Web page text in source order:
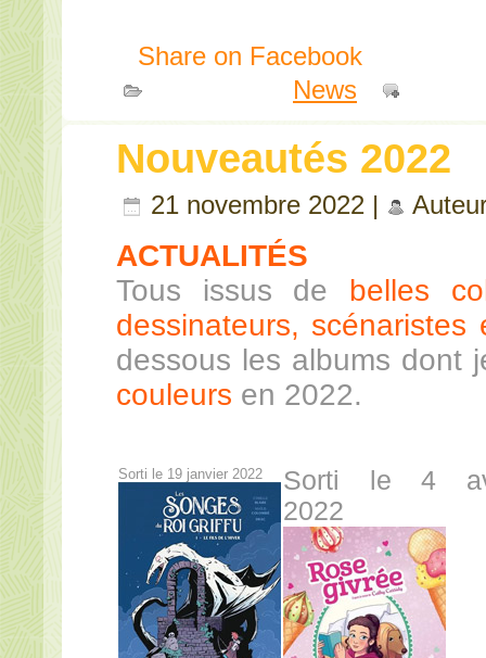
Share on Facebook
News
Nouveautés 2022
21 novembre 2022 |
ACTUALITÉS
Tous issus de belles
dessinateurs, scénaristes
dessous les albums dont
couleurs en 2022.
Sorti le 19 janvier 2022
Sorti le 4
2022